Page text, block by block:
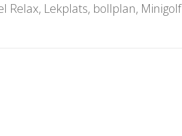
Relax, Lekplats, bollplan, Minigolf